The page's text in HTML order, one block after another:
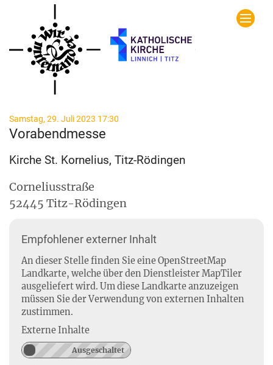
Zum Inhalt springen
Samstag, 29. Juli 2023 17:30
Vorabendmesse
Kirche St. Kornelius, Titz-Rödingen
Corneliusstraße
52445 Titz-Rödingen
Empfohlener externer Inhalt
An dieser Stelle finden Sie eine OpenStreetMap
Landkarte, welche über den Dienstleister MapTiler
ausgeliefert wird. Um diese Landkarte anzuzeigen
müssen Sie der Verwendung von externen Inhalten
zustimmen.
Externe Inhalte